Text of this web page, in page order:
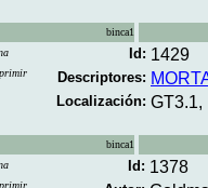
binca1
Id: 1429
Descriptores:
Localización: GT3.1,
binca1
Id: 1378